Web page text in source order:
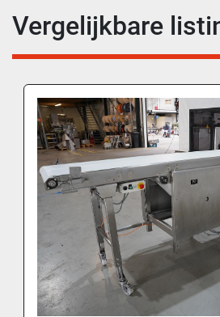
Vergelijkbare